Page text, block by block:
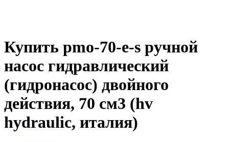
Купить pmo-70-e-s ручной
насос гидравлический
(гидронасос) двойного
действия, 70 см3 (hv
hydraulic, италия)